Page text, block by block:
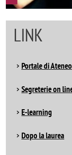
LINK
Portale di Ateneo
Segreterie on
E-learning
Dopo la laurea